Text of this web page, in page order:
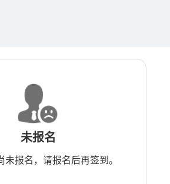
未报名
未报名，请报名后再签到。